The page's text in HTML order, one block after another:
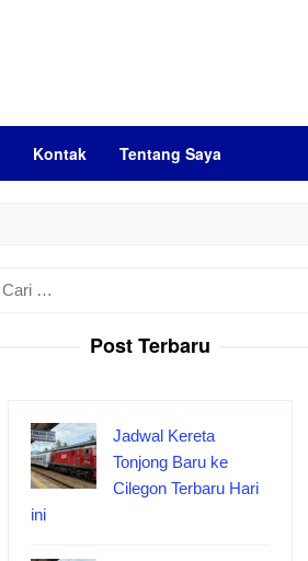
Kontak Tentang Saya
Post Terbaru
Jadwal Kereta
Tonjong Baru ke
Cilegon Terbaru Hari
ini